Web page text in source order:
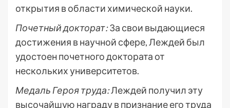
открытия в области химической науки.
Почетный докторат:За свои выдающиеся
достижения в научной сфере, Леждей был
удостоен почетного доктората от
нескольких университетов.
Медаль Героя труда:Леждей получил эту
высочайшую награду в признание его труда